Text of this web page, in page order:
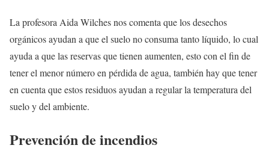
La profesora Aida Wilches nos comenta que los desechos
orgánicos ayudan a que el suelo no consuma tanto líquido, lo cual
ayuda a que las reservas que tienen aumenten, esto con el fin de
tener el menor número en pérdida de agua, también hay que tener
en cuenta que estos residuos ayudan a regular la temperatura del
suelo y del ambiente.
Prevención de incendios